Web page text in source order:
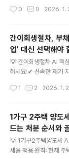
한 전략만 있다면 충분
요약: 1억 만들기 성공
리: 언제까지 1억을 모을
부를 통해 새는 돈을 막
년도약계좌, ISA 계좌,
과 추가 수입: 불필요한
0 0 2026. 1.
간이회생절차, 부
업' 대신 선택해야
💡 간이회생절차 AI 핵
하세요!✔ 신속한 재기
소액채무 기업/개인 특
및 시간 절감: 관리인 선
비용과 소요 시간을 크
영 악화나 예측하지 못
에 빠진 소상공인, 중소
고 계실지도 모릅니다.
1 2 2026. 1.
1가구 2주택 양도
드는 처분 순서와
💡 1가구2주택양도세
세율 적용 원칙: 현재 주